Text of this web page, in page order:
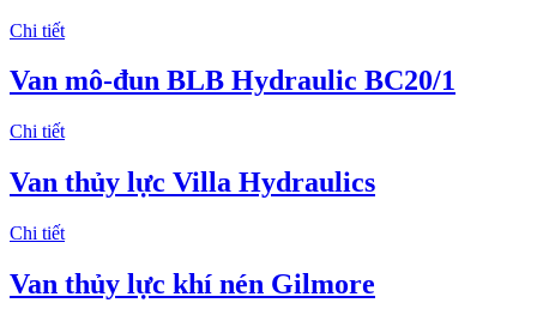
Chi tiết
Van mô-đun BLB Hydraulic BC20/1
Chi tiết
Van thủy lực Villa Hydraulics
Chi tiết
Van thủy lực khí nén Gilmore